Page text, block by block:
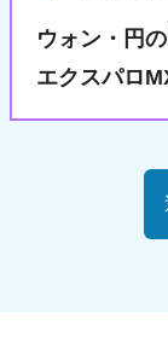
ウォン・円
エクスパロ